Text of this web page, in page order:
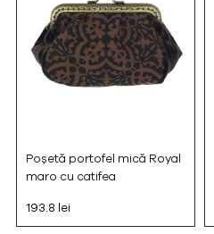
Poșetă portofel mică Royal
maro cu catifea
193.8 lei